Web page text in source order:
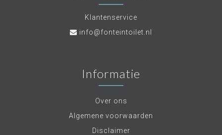
Klantenservice
info@fonteintoilet.nl
Informatie
Over ons
Algemene voorwaarden
Disclaimer